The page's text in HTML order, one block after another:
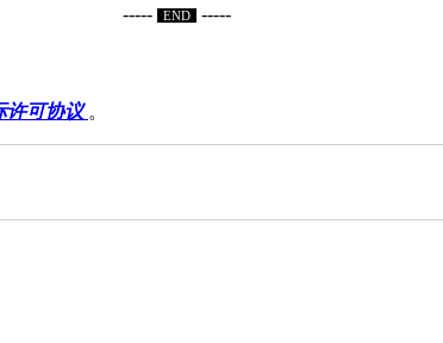
----- END -----
-相同方式共享 4.0 国际许可协议 。